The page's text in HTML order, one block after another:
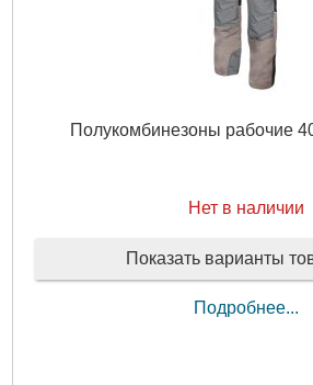
Полукомбинезоны рабочие
Нет в наличии
Показать варианты
Подробнее...